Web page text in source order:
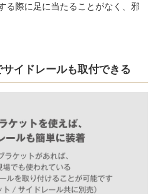
る際に足に当たることがなく、邪
イドレールも取付できる